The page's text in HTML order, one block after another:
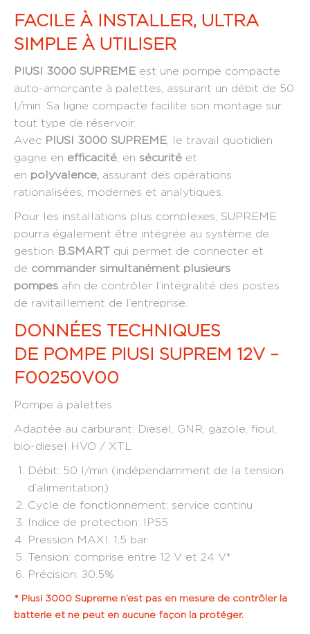
FACILE À INSTALLER, ULTRA
SIMPLE À UTILISER
PIUSI 3000 SUPREME est une pompe compacte
auto-amorçante à palettes, assurant un débit de 50
l/min. Sa ligne compacte facilite son montage sur
tout type de réservoir.
Avec PIUSI 3000 SUPREME , le travail quotidien
gagne en efficacité , en sécurité et
en polyvalence, assurant des opérations
rationalisées, modernes et analytiques.
Pour les installations plus complexes, SUPREME
pourra également être intégrée au système de
gestion B.SMART qui permet de connecter et
de commander simultanément plusieurs
pompes afin de contrôler l’intégralité des postes
de ravitaillement de l’entreprise.
DONNÉES TECHNIQUES
DE POMPE PIUSI SUPREM 12V –
F00250V00
Pompe à palettes
Adaptée au carburant: Diesel, GNR, gazole, fioul,
bio-diesel HVO / XTL
Débit: 50 l/min (indépendamment de la tension
d’alimentation)
Cycle de fonctionnement: service continu
Indice de protection: IP55
Pression MAXI: 1,5 bar
Tension: comprise entre 12 V et 24 V*
Précision: ±0.5%
* Piusi 3000 Supreme n’est pas en mesure de contrôler la
batterie et ne peut en aucune façon la protéger.